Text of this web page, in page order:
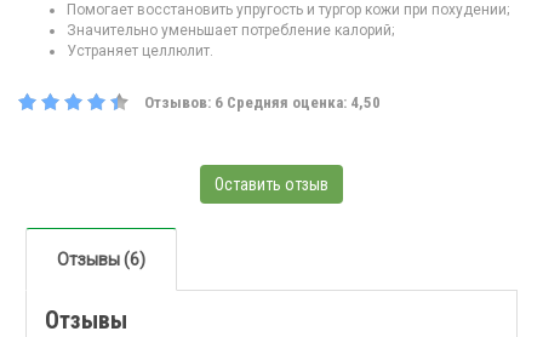
Помогает восстановить упругость и тургор кожи при похудении;
Значительно уменьшает потребление калорий;
Устраняет целлюлит.
Отзывов: 6 Средняя оценка: 4,50
Оставить отзыв
Отзывы (6)
Отзывы